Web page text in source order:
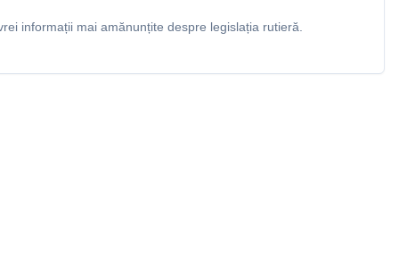
informații mai amănunțite despre legislația rutieră.